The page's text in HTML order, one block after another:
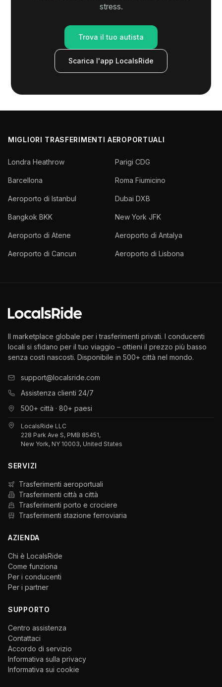
stress.
Trova il tuo autista
Scarica l'app LocalsRide
MIGLIORI TRASFERIMENTI AEROPORTUALI
Londra Heathrow Parigi CDG
Barcellona Roma Fiumicino
Aeroporto di Istanbul Dubai DXB
Bangkok BKK New York JFK
Aeroporto di Atene Aeroporto di Antalya
Aeroporto di Cancun Aeroporto di Lisbona
Il marketplace globale per i trasferimenti privati. I conducenti
locali si sfidano per il tuo viaggio – ottieni il prezzo più basso
senza costi nascosti. Disponibile in 500+ città nel mondo.
support@localsride.com
Assistenza clienti 24/7
500+ città · 80+ paesi
LocalsRide LLC
228 Park Ave S, PMB 85451,
New York, NY 10003, United States
SERVIZI
Trasferimenti aeroportuali
Trasferimenti città a città
Trasferimenti porto e crociere
Trasferimenti stazione ferroviaria
AZIENDA
Chi è LocalsRide
Come funziona
Per i conducenti
Per i partner
SUPPORTO
Centro assistenza
Contattaci
Accordo di servizio
Informativa sulla privacy
Informativa sui cookie